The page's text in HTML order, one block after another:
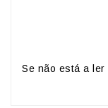
Se não está a